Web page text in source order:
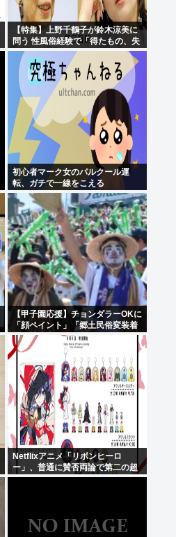
【特集】上野千鶴子が鈴木涼美に
問う 性風俗経験で「得たもの、失
ったもの」
初心者マーク女のパルクール運
転、ガチで一線をこえる
【甲子園応援】チョンダラーOKに
「顔ペイント」「郷土民俗変装着
等」禁止事項から削除 2025年は
注意され決勝戦で取りやめに
Netflixアニメ「リボンヒーロ
ー」、普通に賛否両論で第二の超
かぐや姫にはなれそうにない